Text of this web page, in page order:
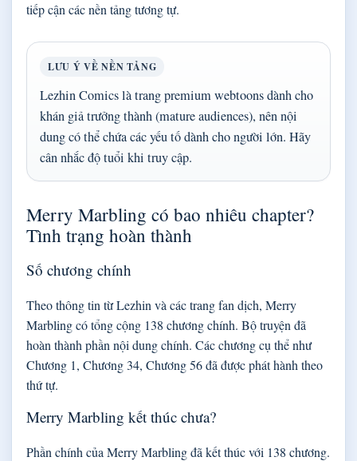
tiếp cận các nền tảng tương tự.
LƯU Ý VỀ NỀN TẢNG
Lezhin Comics là trang premium webtoons dành cho
khán giả trưởng thành (mature audiences), nên nội
dung có thể chứa các yếu tố dành cho người lớn. Hãy
cân nhắc độ tuổi khi truy cập.
Merry Marbling có bao nhiêu chapter?
Tình trạng hoàn thành
Số chương chính
Theo thông tin từ Lezhin và các trang fan dịch, Merry
Marbling có tổng cộng 138 chương chính. Bộ truyện đã
hoàn thành phần nội dung chính. Các chương cụ thể như
Chương 1, Chương 34, Chương 56 đã được phát hành theo
thứ tự.
Merry Marbling kết thúc chưa?
Phần chính của Merry Marbling đã kết thúc với 138 chương.